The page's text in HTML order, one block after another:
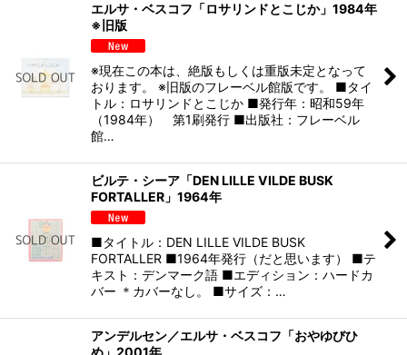
エルサ・ベスコフ「ロサリンドとこじか」1984年
※旧版
※現在この本は、絶版もしくは重版未定となって
おります。 ※旧版のフレーベル館版です。 ■タイ
トル：ロサリンドとこじか ■発行年：昭和59年
（1984年） 第1刷発行 ■出版社：フレーベル
館…
ビルテ・シーア「DEN LILLE VILDE BUSK
FORTALLER」1964年
■タイトル：DEN LILLE VILDE BUSK
FORTALLER ■1964年発行（だと思います） ■テ
キスト：デンマーク語 ■エディション：ハードカ
バー ＊カバーなし。 ■サイズ：…
アンデルセン／エルサ・ベスコフ「おやゆびひ
め」2001年